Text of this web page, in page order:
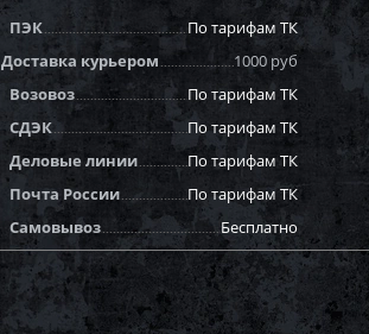
ПЭК
По тарифам ТК
Доставка курьером
1000 руб
Возовоз
По тарифам ТК
СДЭК
По тарифам ТК
Деловые линии
По тарифам ТК
Почта России
По тарифам ТК
Самовывоз
Бесплатно